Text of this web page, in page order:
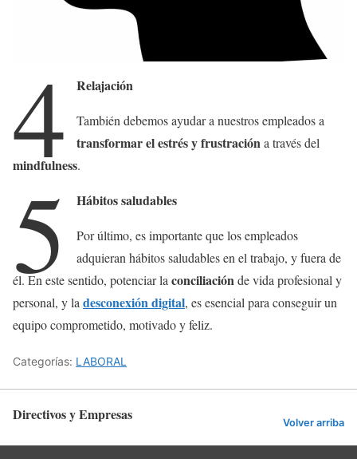
4 Relajación
También debemos ayudar a nuestros empleados a
transformar el estrés y frustracióna través del
mindfulness.
5 Hábitos saludables
Por último, es importante que los empleados
adquieran hábitos saludables en el trabajo, y fuera de
él. En este sentido, potenciar laconciliaciónde vida profesional y
personal, y ladesconexión digital, es esencial para conseguir un
equipo comprometido, motivado y feliz.
Categorías: LABORAL
Directivos y Empresas Volver arriba